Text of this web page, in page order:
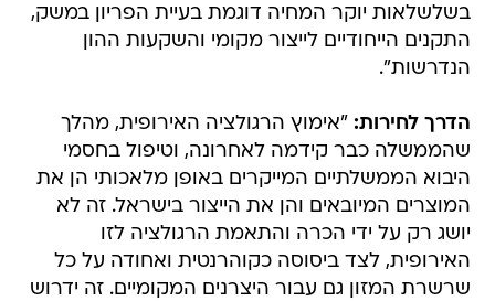
בשלשלאות יוקר המחיה דוגמת בעיית הפריון במשק,
התקנים הייחודיים לייצור מקומי והשקעות ההון
הנדרשות".
הדרך לחירות: "אימוץ הרגולציה האירופית, מהלך
שהממשלה כבר קידמה לאחרונה, וטיפול בחסמי
היבוא הממשלתיים המייקרים באופן מלאכותי הן את
המוצרים המיובאים והן את הייצור בישראל. זה לא
יושג רק על ידי הכרה והתאמת הרגולציה לזו
האירופית, לצד ביסוסה כקוהרנטית ואחודה על כל
שרשרת המזון גם עבור היצרנים המקומיים. זה ידרוש